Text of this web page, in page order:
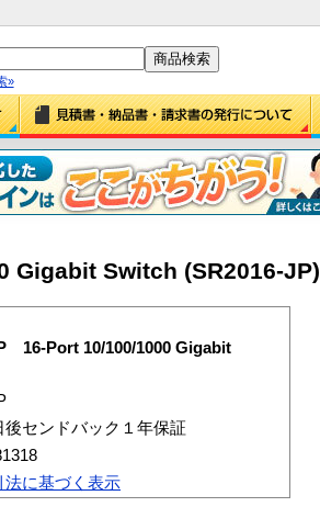
»
Switch (SR2016-JP)
16-Port 10/100/1000 Gigabit
後センドバック１年保証
法に基づく表示